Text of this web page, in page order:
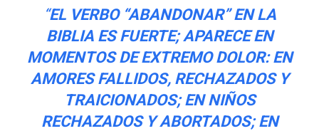
“EL VERBO “ABANDONAR” EN LA
BIBLIA ES FUERTE; APARECE EN
MOMENTOS DE EXTREMO DOLOR: EN
AMORES FALLIDOS, RECHAZADOS Y
TRAICIONADOS; EN NIÑOS
RECHAZADOS Y ABORTADOS; EN